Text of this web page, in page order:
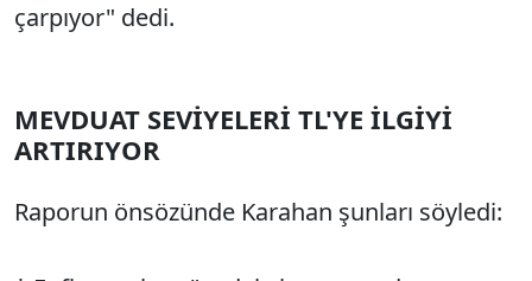
çarpıyor" dedi.
MEVDUAT SEVİYELERİ TL'YE İLGİYİ
ARTIRIYOR
Raporun önsözünde Karahan şunları söyledi: